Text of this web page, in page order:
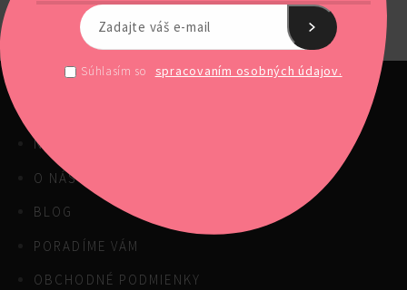
NAŠE PRODUKTY
O NÁS
BLOG
PORADÍME VÁM
OBCHODNÉ PODMIENKY
Súhlasím so spracovaním osobných údajov.